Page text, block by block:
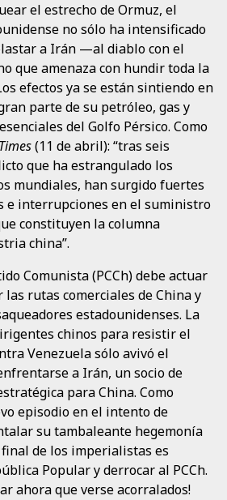
el estrecho de Ormuz, el
no sólo ha intensificado
a Irán —al diablo con el
que amenaza con hundir toda la
efectos ya se están sintiendo en
parte de su petróleo, gas y
del Golfo Pérsico. Como
(11 de abril): “tras seis
que ha estrangulado los
mundiales, han surgido fuertes
e interrupciones en el suministro
constituyen la columna
china”.
Comunista (PCCh) debe actuar
las rutas comerciales de China y
estadounidenses. La
chinos para resistir el
Venezuela sólo avivó el
a Irán, un socio de
para China. Como
episodio en el intento de
su tambaleante hegemonía
de los imperialistas es
Popular y derrocar al PCCh.
ahora que verse acorralados!